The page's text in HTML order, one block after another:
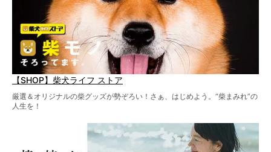
【SHOP】柴犬ライフ ストア
厳選＆オリジナルの柴グッズが勢ぞろい！さぁ、はじめよう。“柴まみれ”の
人生を！